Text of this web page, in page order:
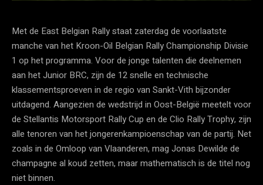
Met de East Belgian Rally staat zaterdag de voorlaatste
manche van het Kroon-Oil Belgian Rally Championship Divisie
1 op het programma. Voor de jonge talenten die deelnemen
aan het Junior BRC, zijn de 12 snelle en technische
klassementsproeven in de regio van Sankt-Vith bijzonder
uitdagend. Aangezien de wedstrijd in Oost-België meetelt voor
de Stellantis Motorsport Rally Cup en de Clio Rally Trophy, zijn
alle tenoren van het jongerenkampioenschap van de partij. Net
zoals in de Omloop van Vlaanderen, mag Jonas Dewilde de
champagne al koud zetten, maar mathematisch is de titel nog
niet binnen.